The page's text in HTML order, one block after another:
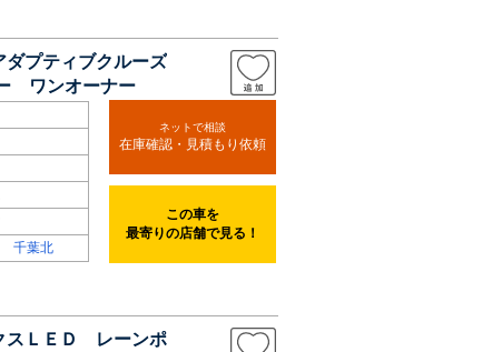
プティブクルーズ
ワンオーナー
千葉北
ネットで相談
在庫確認・見積もり依頼
この車を
最寄りの店舗で見る！
スＬＥＤ レーンポ